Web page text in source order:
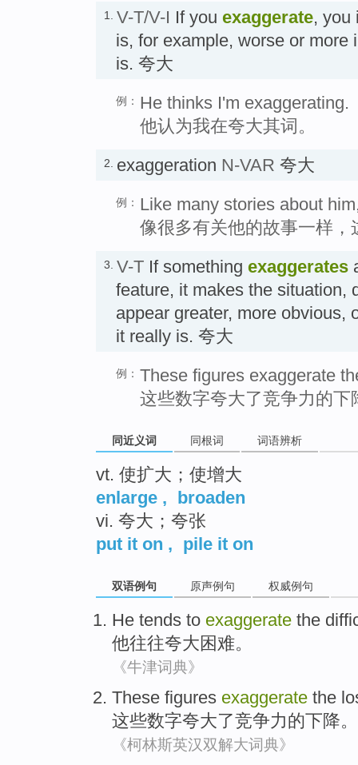
1. V-T/V-I If you exaggerate, you
is, for example, worse or more
is. 夸大
例： He thinks I'm exaggerating.
他认为我在夸大其词。
2. exaggeration N-VAR 夸大
例： Like many stories about
像很多有关他的故事一样
3. V-T If something exaggerates
feature, it makes the situation,
appear greater, more obvious,
it really is. 夸大
例： These figures exaggerate
这些数字夸大了竞争力的下
同近义词 同根词 词语辨析
vt. 使扩大；使增大
enlarge , broaden
vi. 夸大；夸张
put it on , pile it on
双语例句 原声例句 权威例句
He tends to exaggerate the
他往往夸大困难。
《牛津词典》
These figures exaggerate the
这些数字夸大了竞争力的下降。
《柯林斯英汉双解大词典》